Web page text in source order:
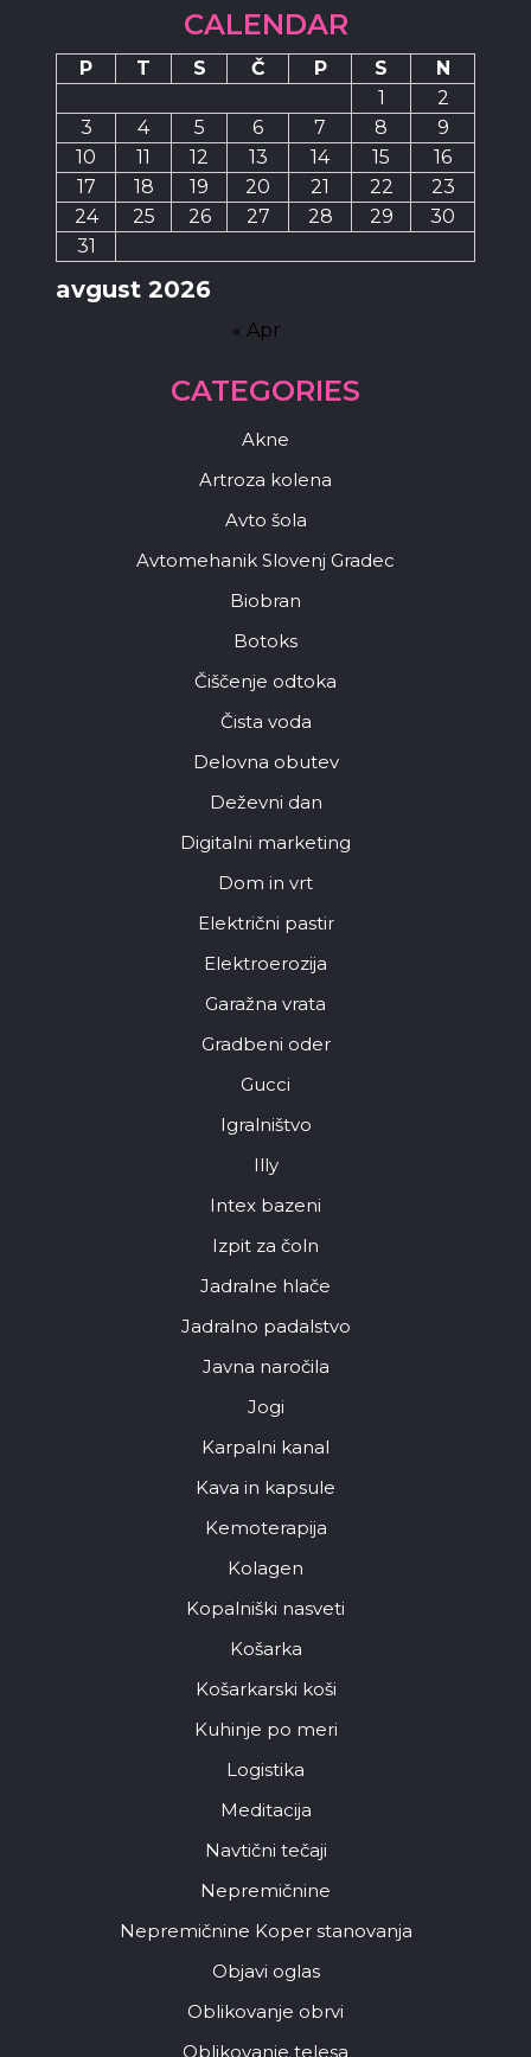
CALENDAR
avgust 2026
P T S Č P S
N
1
2
3
4 5 6 7 8
9
10
11 12 13 14 15
16
17
18 19 20 21 22
23
24
25 26 27 28 29
30
31
« Apr
CATEGORIES
Akne
Artroza kolena
Avto šola
Avtomehanik Slovenj Gradec
Biobran
Botoks
Čiščenje odtoka
Čista voda
Delovna obutev
Deževni dan
Digitalni marketing
Dom in vrt
Električni pastir
Elektroerozija
Garažna vrata
Gradbeni oder
Gucci
Igralništvo
Illy
Intex bazeni
Izpit za čoln
Jadralne hlače
Jadralno padalstvo
Javna naročila
Jogi
Karpalni kanal
Kava in kapsule
Kemoterapija
Kolagen
Kopalniški nasveti
Košarka
Košarkarski koši
Kuhinje po meri
Logistika
Meditacija
Navtični tečaji
Nepremičnine
Nepremičnine Koper stanovanja
Objavi oglas
Oblikovanje obrvi
Oblikovanje telesa